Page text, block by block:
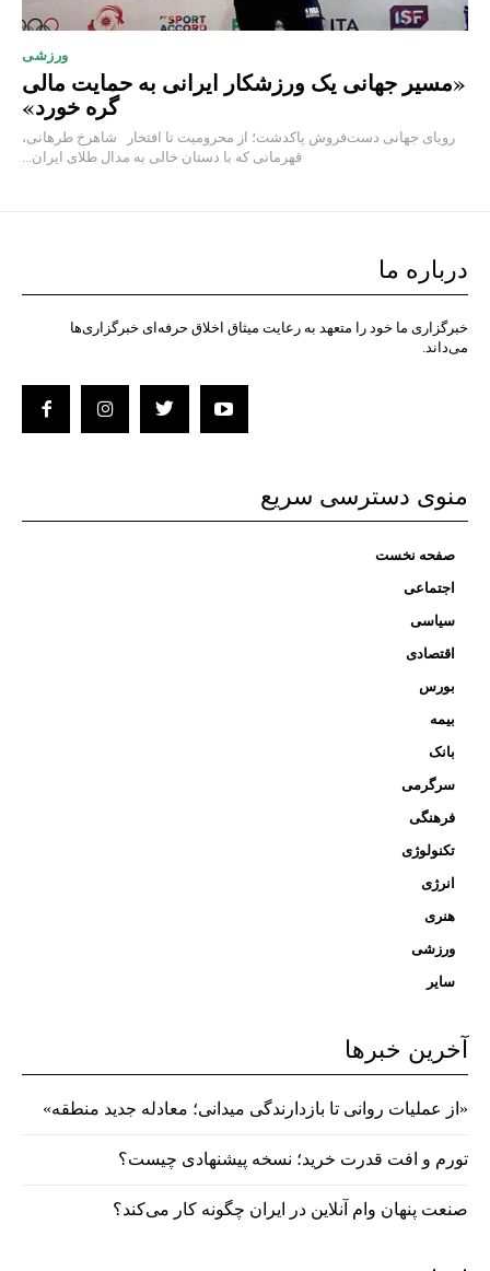
ورزشی
«مسیر جهانی یک ورزشکار ایرانی به حمایت مالی
گره خورد»
رویای جهانی دست‌فروش پاکدشت؛ از محرومیت تا افتخار شاهرخ طرهانی،
قهرمانی که با دستان خالی به مدال طلای ایران...
درباره ما
خبرگزاری ما خود را متعهد به رعایت میثاق اخلاق حرفه‌ای خبرگزاری‌ها
می‌داند.
منوی دسترسی سریع
صفحه نخست
اجتماعی
سیاسی
اقتصادی
بورس
بیمه
بانک
سرگرمی
فرهنگی
تکنولوژی
انرژی
هنری
ورزشی
سایر
آخرین خبرها
«از عملیات روانی تا بازدارندگی میدانی؛ معادله جدید منطقه»
تورم و افت قدرت خرید؛ نسخه پیشنهادی چیست؟
صنعت پنهان وام آنلاین در ایران چگونه کار می‌کند؟